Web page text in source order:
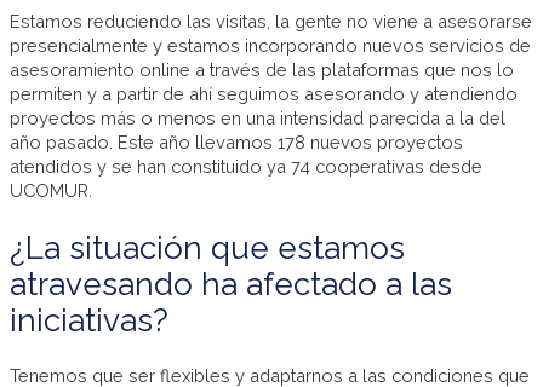
Estamos reduciendo las visitas, la gente no viene a asesorarse
presencialmente y estamos incorporando nuevos servicios de
asesoramiento online a través de las plataformas que nos lo
permiten y a partir de ahí seguimos asesorando y atendiendo
proyectos más o menos en una intensidad parecida a la del
año pasado. Este año llevamos 178 nuevos proyectos
atendidos y se han constituido ya 74 cooperativas desde
UCOMUR.
¿La situación que estamos
atravesando ha afectado a las
iniciativas?
Tenemos que ser flexibles y adaptarnos a las condiciones que